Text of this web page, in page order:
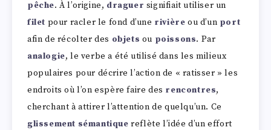
pêche. À l’origine, draguer signifiait utiliser un
filet pour racler le fond d’une rivière ou d’un port
afin de récolter des objets ou poissons. Par
analogie, le verbe a été utilisé dans les milieux
populaires pour décrire l’action de « ratisser » les
endroits où l’on espère faire des rencontres,
cherchant à attirer l’attention de quelqu’un. Ce
glissement sémantique reflète l’idée d’un effort